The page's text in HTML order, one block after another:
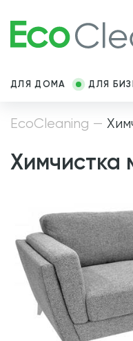
ДЛЯ ДОМА ДЛЯ
EcoCleaning —
Химчистка